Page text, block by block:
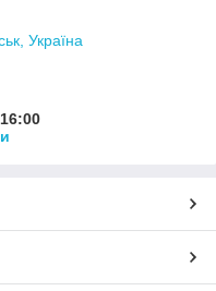
Україна